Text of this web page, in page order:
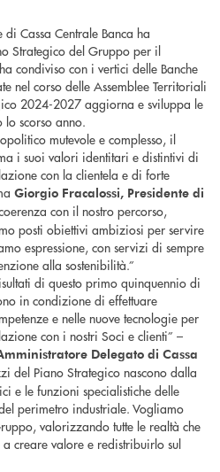
Cassa Centrale Banca ha
Strategico del Gruppo per il
condiviso con i vertici delle Banche
nel corso delle Assemblee Territoriali
2024-2027 aggiorna e sviluppa le
scorso anno.
mutevole e complesso, il
i suoi valori identitari e distintivi di
con la clientela e di forte
Giorgio Fracalossi, Presidente di
con il nostro percorso,
posti obiettivi ambiziosi per servire
espressione, con servizi di sempre
alla sostenibilità.”
di questo primo quinquennio di
in condizione di effettuare
e nelle nuove tecnologie per
con i nostri Soci e clienti” –
Delegato di Cassa
del Piano Strategico nascono dalla
e le funzioni specialistiche delle
perimetro industriale. Vogliamo
valorizzando tutte le realtà che
creare valore e redistribuirlo sul